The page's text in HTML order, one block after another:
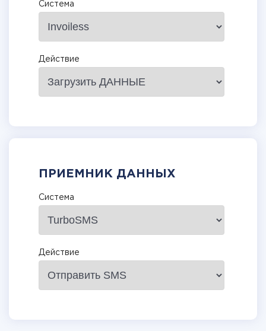
Система
Действие
ПРИЕМНИК ДАННЫХ
Система
Действие